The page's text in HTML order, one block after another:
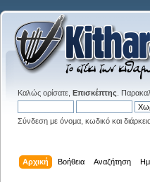
Καλώς ορίσατε, Επισκέπτης .
Σύνδεση με όνομα, κωδικό και
Αρχική Βοήθεια Αναζήτηση